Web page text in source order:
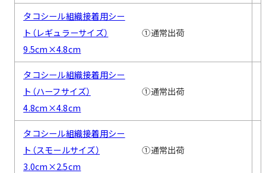
タコシール組織接着用シー
ト（レギュラーサイズ）
9.5cm×4.8cm
①通常出荷
タコシール組織接着用シー
ト（ハーフサイズ）
4.8cm×4.8cm
①通常出荷
タコシール組織接着用シー
ト（スモールサイズ）
3.0cm×2.5cm
①通常出荷